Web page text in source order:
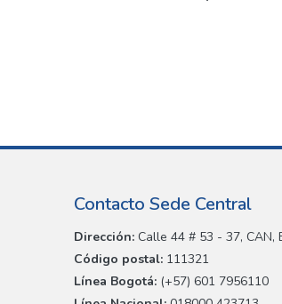
Contacto Sede Central
Dirección: Calle 44 # 53 - 37, CAN,
Código postal: 111321
Línea Bogotá: (+57) 601 7956110